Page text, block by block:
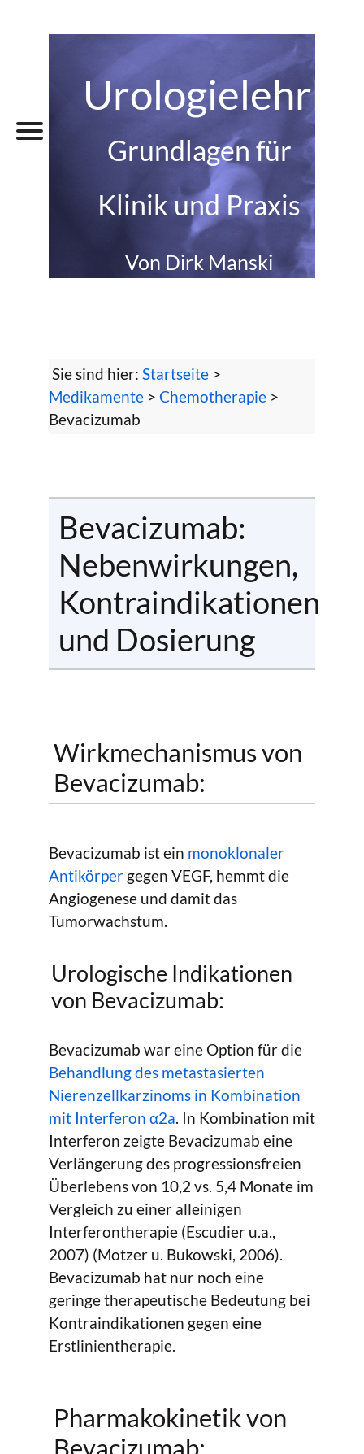
Grundlagen für
Klinik und Praxis
Von Dirk Manski
Sie sind hier: Startseite >
Medikamente > Chemotherapie >
Bevacizumab
Bevacizumab:
Nebenwirkungen,
Kontraindikationen
und Dosierung
Wirkmechanismus von
Bevacizumab:
Bevacizumab ist ein monoklonaler
Antikörper gegen VEGF, hemmt die
Angiogenese und damit das
Tumorwachstum.
Urologische Indikationen
von Bevacizumab:
Bevacizumab war eine Option für die
Behandlung des metastasierten
Nierenzellkarzinoms in Kombination
mit Interferon α2a. In Kombination mit
Interferon zeigte Bevacizumab eine
Verlängerung des progressionsfreien
Überlebens von 10,2 vs. 5,4 Monate im
Vergleich zu einer alleinigen
Interferontherapie (Escudier u.a.,
2007) (Motzer u. Bukowski, 2006).
Bevacizumab hat nur noch eine
geringe therapeutische Bedeutung bei
Kontraindikationen gegen eine
Erstlinientherapie.
Pharmakokinetik von
Bevacizumab: